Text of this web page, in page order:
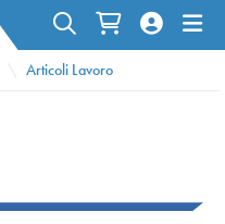
Articoli Lavoro